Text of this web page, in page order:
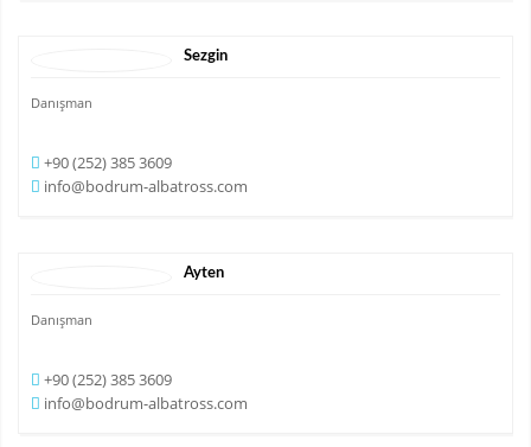
Sezgin
Danışman
+90 (252) 385 3609
info@bodrum-albatross.com
Ayten
Danışman
+90 (252) 385 3609
info@bodrum-albatross.com